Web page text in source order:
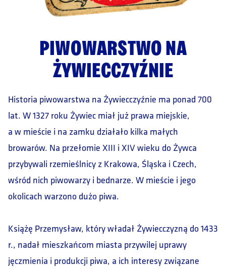
PIWOWARSTWO NA
ŻYWIECCZYŹNIE
Historia piwowarstwa na Żywiecczyźnie ma ponad 700
lat. W 1327 roku Żywiec miał już prawa miejskie,
a w mieście i na zamku działało kilka małych
browarów. Na przełomie XIII i XIV wieku do Żywca
przybywali rzemieślnicy z Krakowa, Śląska i Czech,
wśród nich piwowarzy i bednarze. W mieście i jego
okolicach warzono dużo piwa.
Książę Przemysław, który władał Żywiecczyzną do 1433
r., nadał mieszkańcom miasta przywilej uprawy
jęczmienia i produkcji piwa, a ich interesy związane